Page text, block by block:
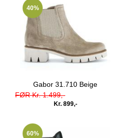
40%
Gabor 31.710 Beige
FØR Kr. 1.499,-
Kr. 899,-
60%